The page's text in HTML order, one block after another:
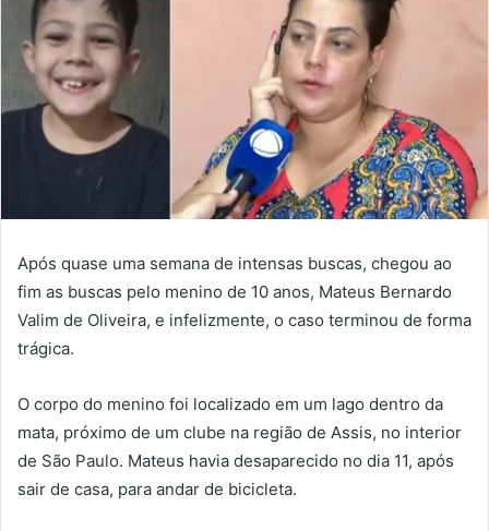
Após quase uma semana de intensas buscas, chegou ao
fim as buscas pelo menino de 10 anos, Mateus Bernardo
Valim de Oliveira, e infelizmente, o caso terminou de forma
trágica.
O corpo do menino foi localizado em um lago dentro da
mata, próximo de um clube na região de Assis, no interior
de São Paulo. Mateus havia desaparecido no dia 11, após
sair de casa, para andar de bicicleta.